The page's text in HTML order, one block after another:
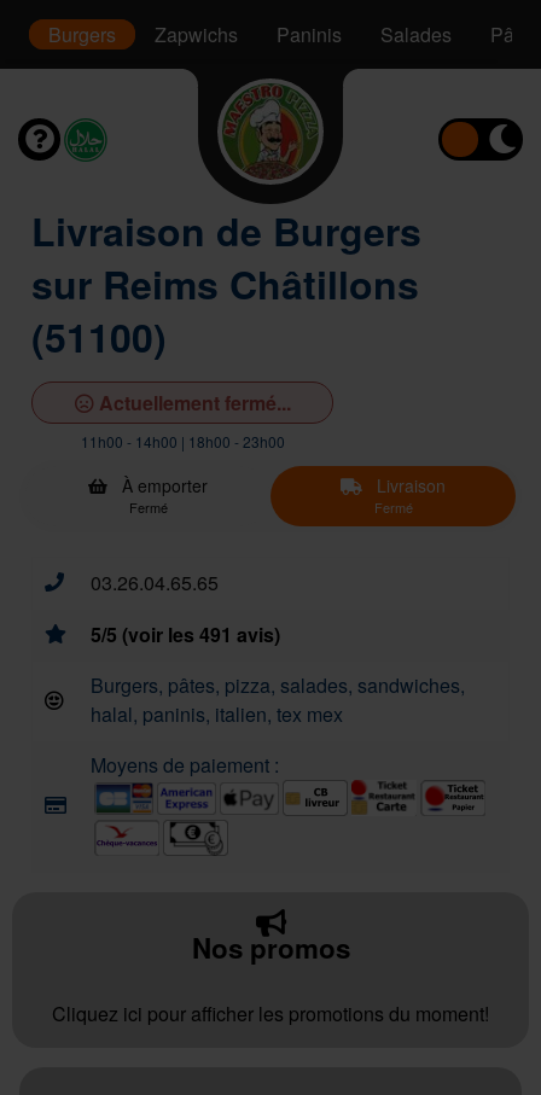
Burgers Zapwichs Paninis Salades Pâtes
Livraison de Burgers
sur Reims Châtillons
(51100)
Actuellement fermé...
11h00 - 14h00 | 18h00 - 23h00
À emporter
Fermé
Livraison
Fermé
03.26.04.65.65
5/5 (voir les 491 avis)
Burgers, pâtes, pizza, salades, sandwiches,
halal, paninis, italien, tex mex
Moyens de paiement :
Nos promos
Cliquez ici pour afficher les promotions du moment!